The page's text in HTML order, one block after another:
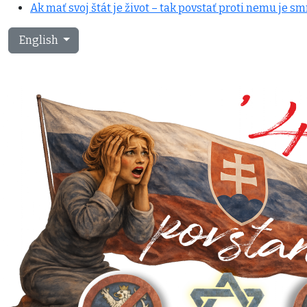
Ak mať svoj štát je život – tak povstať proti nemu je
Select your language
English